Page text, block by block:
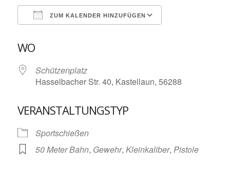
ZUM KALENDER HINZUFÜGEN
WO
Schützenplatz
Hasselbacher Str. 40, Kastellaun, 56288
VERANSTALTUNGSTYP
Sportschießen
50 Meter Bahn, Gewehr, Kleinkaliber, Pistole